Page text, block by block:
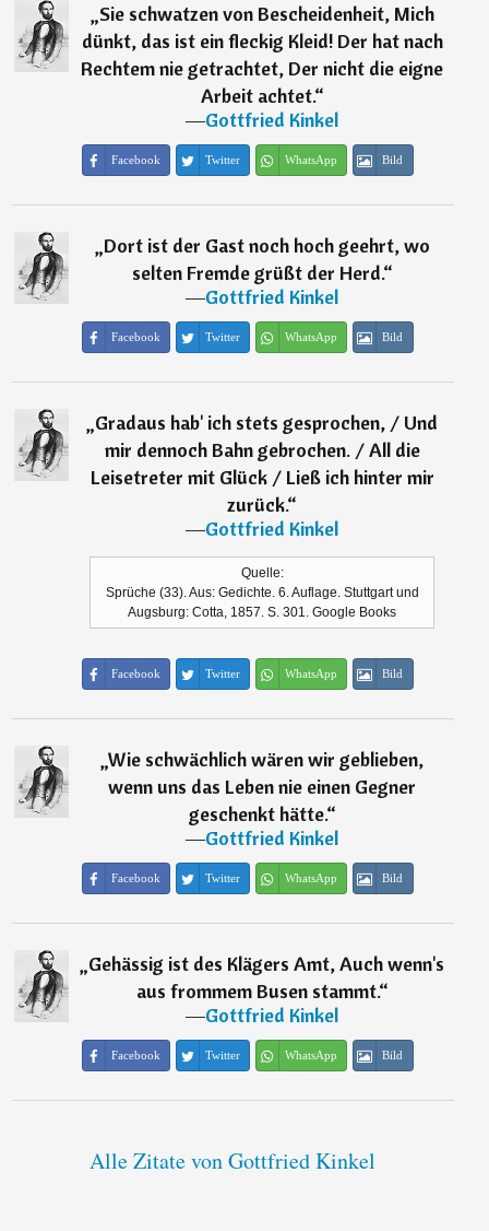
„Sie schwatzen von Bescheidenheit, Mich
dünkt, das ist ein fleckig Kleid! Der hat nach
Rechtem nie getrachtet, Der nicht die eigne
Arbeit achtet.“
―Gottfried Kinkel
Facebook Twitter WhatsApp Bild
„Dort ist der Gast noch hoch geehrt, wo
selten Fremde grüßt der Herd.“
―Gottfried Kinkel
Facebook Twitter WhatsApp Bild
„Gradaus hab' ich stets gesprochen, / Und
mir dennoch Bahn gebrochen. / All die
Leisetreter mit Glück / Ließ ich hinter mir
zurück.“
―Gottfried Kinkel
Quelle:
Sprüche (33). Aus: Gedichte. 6. Auflage. Stuttgart und
Augsburg: Cotta, 1857. S. 301. Google Books
Facebook Twitter WhatsApp Bild
„Wie schwächlich wären wir geblieben,
wenn uns das Leben nie einen Gegner
geschenkt hätte.“
―Gottfried Kinkel
Facebook Twitter WhatsApp Bild
„Gehässig ist des Klägers Amt, Auch wenn's
aus frommem Busen stammt.“
―Gottfried Kinkel
Facebook Twitter WhatsApp Bild
Alle Zitate von Gottfried Kinkel